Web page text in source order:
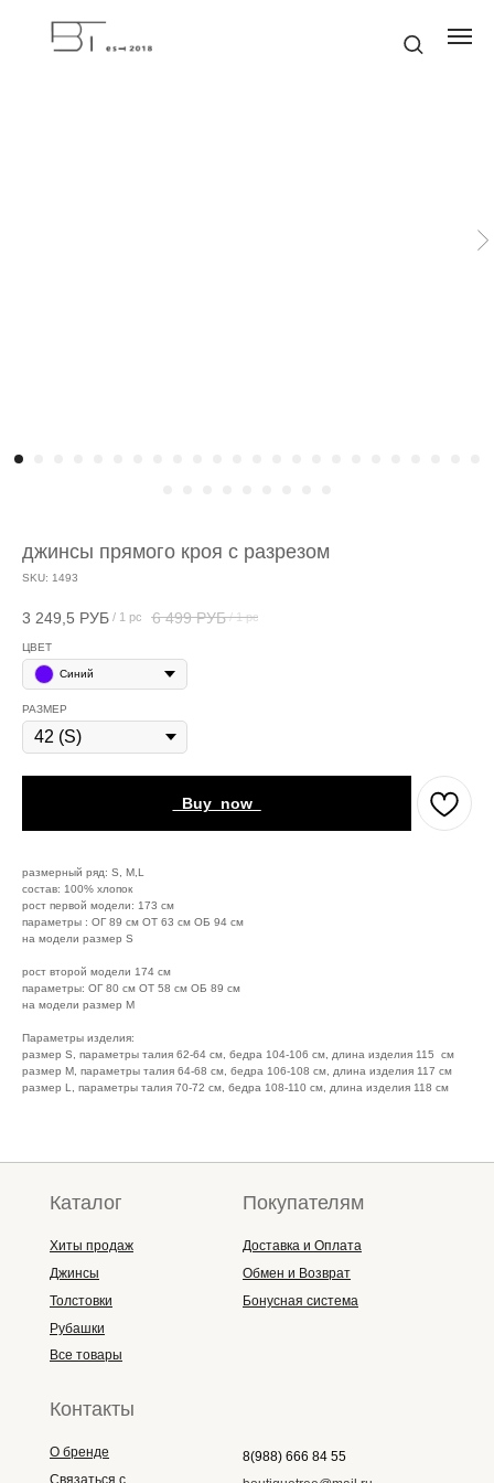
джинсы прямого кроя с разрезом
SKU: 1493
3 249,5 РУБ / 1 pc 6 499 РУБ / 1 pc
ЦВЕТ
Синий
РАЗМЕР
_Buy_now_
размерный ряд: S, M,L
состав: 100% хлопок
рост первой модели: 173 см
параметры : ОГ 89 см ОТ 63 см ОБ 94 см
на модели размер S
рост второй модели 174 см
параметры: ОГ 80 см ОТ 58 см ОБ 89 см
на модели размер М
Параметры изделия:
размер S, параметры талия 62-64 см, бедра 104-106 см, длина изделия 115 см
размер M, параметры талия 64-68 см, бедра 106-108 см, длина изделия 117 см
размер L, параметры талия 70-72 см, бедра 108-110 см, длина изделия 118 см
8(988) 666 84 55
Каталог
Хиты продаж
Джинсы
Толстовки
Рубашки
Все товары
Доставка и Оплата
Обмен и Возврат
Бонусная система
О бренде
Связаться с
Покупателям
Контакты